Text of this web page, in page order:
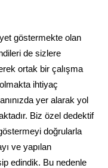
göstermekte olan
de sizlere
ortak bir çalışma
ihtiyaç
yer alarak yol
Biz özel dedektif
doğrularla
ve yapılan
edindik. Bu nedenle